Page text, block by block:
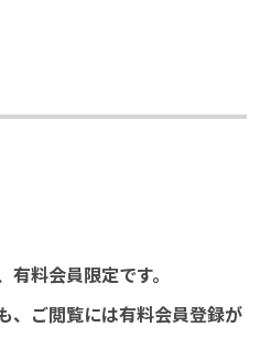
料会員限定です。
、ご閲覧には有料会員登録が